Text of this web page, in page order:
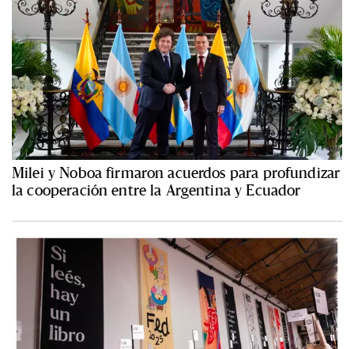
Milei y Noboa firmaron acuerdos para profundizar
la cooperación entre la Argentina y Ecuador